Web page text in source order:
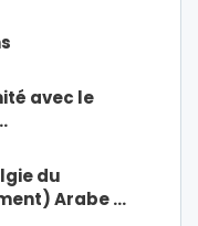
avec le
du
Arabe …